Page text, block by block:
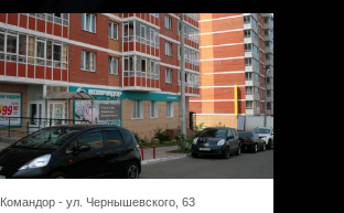
Командор - ул. Чернышевского, 63